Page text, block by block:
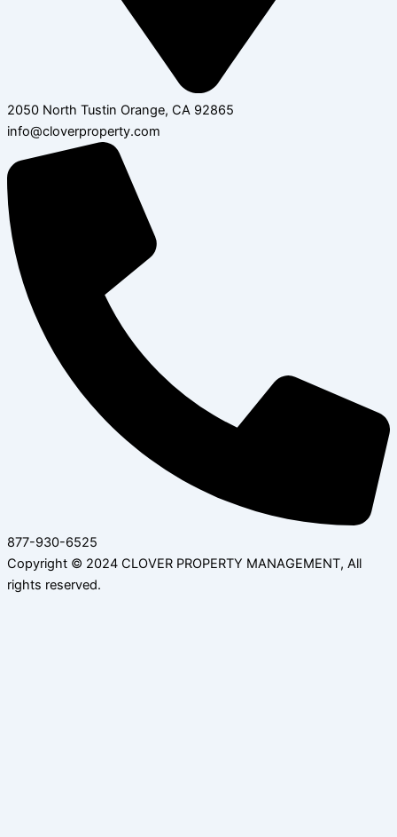
2050 North Tustin Orange, CA 92865
info@cloverproperty.com
877-930-6525
Copyright © 2024 CLOVER PROPERTY MANAGEMENT, All
rights reserved.